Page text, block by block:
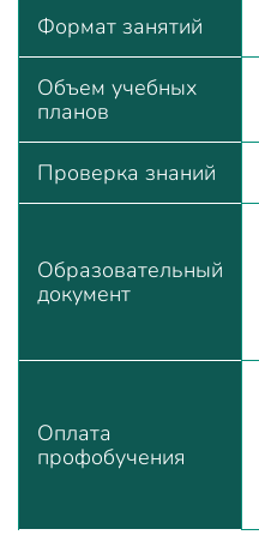
Формат занятий
Объем учебных
планов
Проверка знаний
Образовательный
документ
Оплата
профобучения